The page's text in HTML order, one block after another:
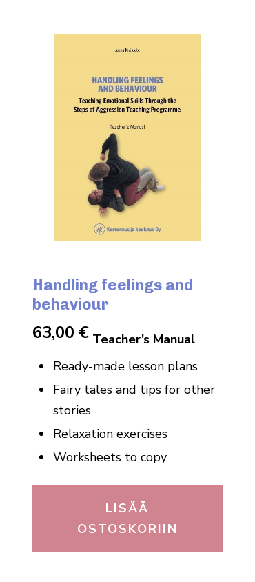
Handling feelings and
behaviour
63,00 € Teacher’s Manual
Ready-made lesson plans
Fairy tales and tips for other
stories
Relaxation exercises
Worksheets to copy
LISÄÄ
OSTOSKORIIN